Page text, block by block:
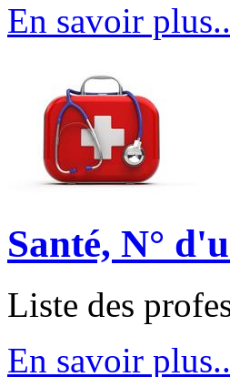
En savoir
Santé, N°
Liste des
En savoir